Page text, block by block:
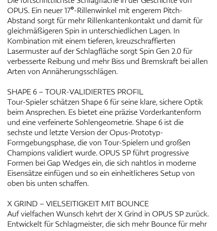
OPUS. Ein neuer 17°-Rillenwinkel mit engerem Pitch-
Abstand sorgt für mehr Rillenkantenkontakt und damit für
gleichmäßigeren Spin in unterschiedlichen Lagen. In
Kombination mit einem tieferen, kreuzschraffierten
Lasermuster auf der Schlagfläche sorgt Spin Gen 2.0 für
verbesserte Reibung und mehr Biss und Bremskraft bei allen
Arten von Annäherungsschlägen.
SHAPE 6 – TOUR-VALIDIERTES PROFIL
Tour-Spieler schätzen Shape 6 für seine klare, sichere Optik
beim Ansprechen. Es bietet eine präzise Vorderkantenform
und eine verfeinerte Sohlengeometrie. Shape 6 ist die
sechste und letzte Version der Opus-Prototyp-
Formgebungsphase, die von Tour-Spielern und großen
Champions validiert wurde. OPUS SP führt progressive
Formen bei Gap Wedges ein, die sich nahtlos in moderne
Eisensätze einfügen und so ein einheitlicheres Setup von
oben bis unten schaffen.
X GRIND – VIELSEITIGKEIT MIT BOUNCE
Auf vielfachen Wunsch kehrt der X Grind in OPUS SP zurück.
Entwickelt für Schlagmeister, die sich mehr Bounce für mehr